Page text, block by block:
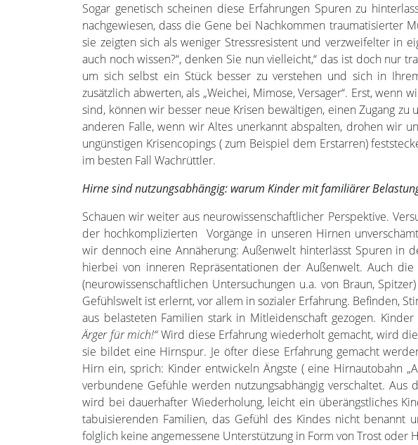
Sogar genetisch scheinen diese Erfahrungen Spuren zu
nachgewiesen, dass die Gene bei Nachkommen traumatisierter
sie zeigten sich als weniger Stressresistent und verzweifelter in
auch noch wissen?“, denken Sie nun vielleicht,“ das ist doch nur
um sich selbst ein Stück besser zu verstehen und sich in
zusätzlich abwerten, als „Weichei, Mimose, Versager“. Erst, wenn
sind, können wir besser neue Krisen bewältigen, einen Zugang
anderen Falle, wenn wir Altes unerkannt abspalten, drohen wir
ungünstigen Krisencopings ( zum Beispiel dem Erstarren)
im besten Fall Wachrüttler.
Hirne sind nutzungsabhängig: warum Kinder mit familiärer
Schauen wir weiter aus neurowissenschaftlicher Perspektive.
der hochkomplizierten Vorgänge in unseren Hirnen
wir dennoch eine Annäherung: Außenwelt hinterlässt Spuren in
hierbei von inneren Repräsentationen der Außenwelt. Auch
(neurowissenschaftlichen Untersuchungen u.a. von Braun,
Gefühlswelt ist erlernt, vor allem in sozialer Erfahrung. Befinden,
aus belasteten Familien stark in Mitleidenschaft gezogen.
Ärger für mich!“Wird diese Erfahrung wiederholt gemacht, wird
sie bildet eine Hirnspur. Je öfter diese Erfahrung gemacht
Hirn ein, sprich: Kinder entwickeln Ängste ( eine Hirnautobahn
verbundene Gefühle werden nutzungsabhängig verschaltet. Aus
wird bei dauerhafter Wiederholung, leicht ein überängstliches
tabuisierenden Familien, das Gefühl des Kindes nicht benannt
folglich keine angemessene Unterstützung in Form von Trost oder